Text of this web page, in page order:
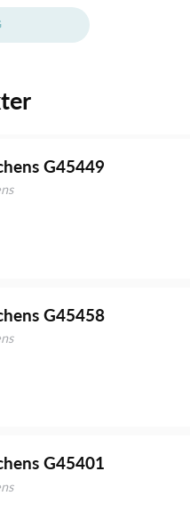
G45449
G45458
G45401